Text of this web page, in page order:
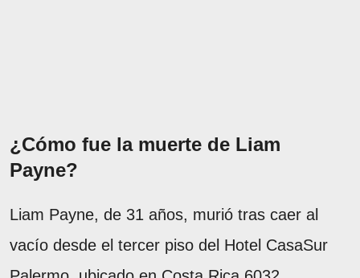
¿Cómo fue la muerte de Liam
Payne?
Liam Payne, de 31 años, murió tras caer al
vacío desde el tercer piso del Hotel CasaSur